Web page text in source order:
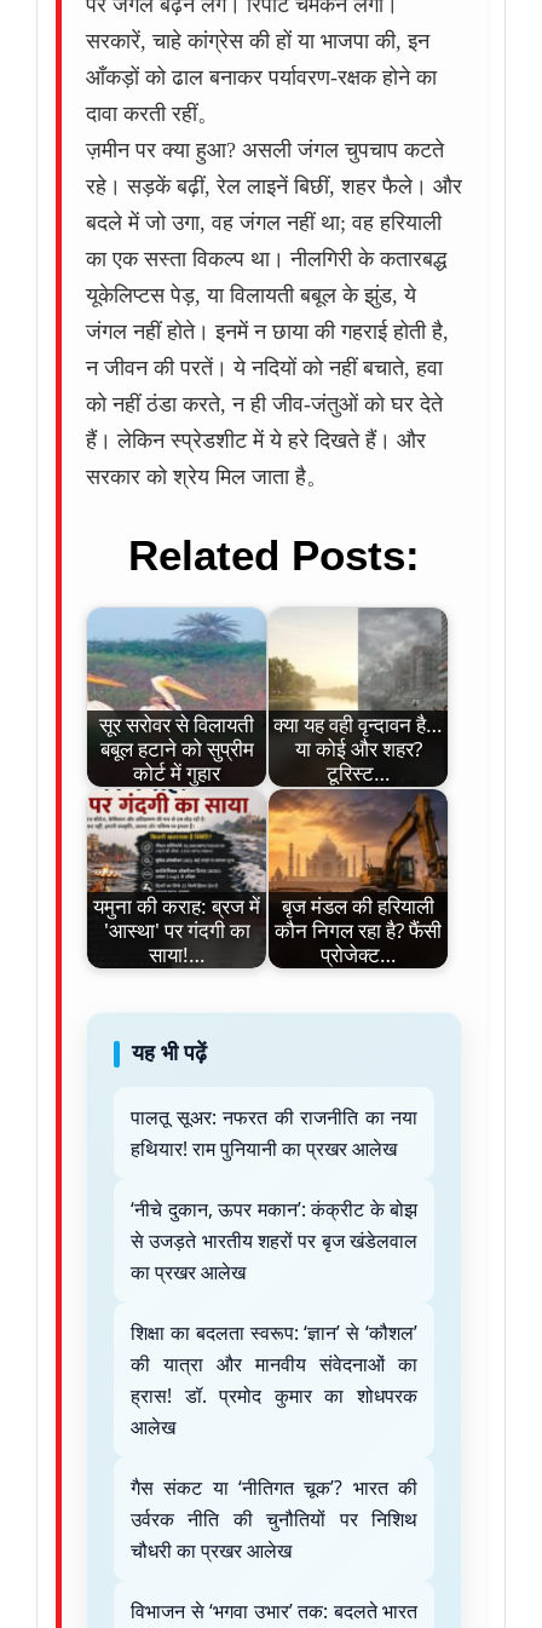
पर जंगल बढ़ने लगे। रिपोर्टें चमकने लगीं।
सरकारें, चाहे कांग्रेस की हों या भाजपा की, इन
आँकड़ों को ढाल बनाकर पर्यावरण-रक्षक होने का
दावा करती रहीं。
ज़मीन पर क्या हुआ? असली जंगल चुपचाप कटते
रहे। सड़कें बढ़ीं, रेल लाइनें बिछीं, शहर फैले। और
बदले में जो उगा, वह जंगल नहीं था; वह हरियाली
का एक सस्ता विकल्प था। नीलगिरी के कतारबद्ध
यूकेलिप्टस पेड़, या विलायती बबूल के झुंड, ये
जंगल नहीं होते। इनमें न छाया की गहराई होती है,
न जीवन की परतें। ये नदियों को नहीं बचाते, हवा
को नहीं ठंडा करते, न ही जीव-जंतुओं को घर देते
हैं। लेकिन स्प्रेडशीट में ये हरे दिखते हैं। और
सरकार को श्रेय मिल जाता है。
Related Posts:
सूर सरोवर से विलायती
बबूल हटाने को सुप्रीम
कोर्ट में गुहार
क्या यह वही वृन्दावन है…
या कोई और शहर?
टूरिस्ट…
यमुना की कराह: ब्रज में
'आस्था' पर गंदगी का
साया!…
बृज मंडल की हरियाली
कौन निगल रहा है? फैंसी
प्रोजेक्ट…
यह भी पढ़ें
पालतू सूअर: नफरत की राजनीति का नया
हथियार! राम पुनियानी का प्रखर आलेख
‘नीचे दुकान, ऊपर मकान’: कंक्रीट के बोझ
से उजड़ते भारतीय शहरों पर बृज खंडेलवाल
का प्रखर आलेख
शिक्षा का बदलता स्वरूप: ‘ज्ञान’ से ‘कौशल’
की यात्रा और मानवीय संवेदनाओं का
ह्रास! डॉ. प्रमोद कुमार का शोधपरक
आलेख
गैस संकट या ‘नीतिगत चूक’? भारत की
उर्वरक नीति की चुनौतियों पर निशिथ
चौधरी का प्रखर आलेख
विभाजन से ‘भगवा उभार’ तक: बदलते भारत